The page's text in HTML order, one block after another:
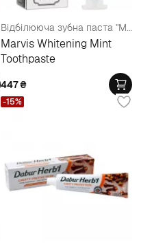
Відбілююча зубна паста "М'ята"
Marvis Whitening Mint
Toothpaste
447₴
-15%